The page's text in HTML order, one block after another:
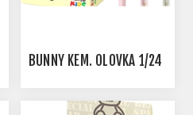
BUNNY KEM. OLOVKA 1/24